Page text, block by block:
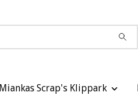
Miankas Scrap's Klippark